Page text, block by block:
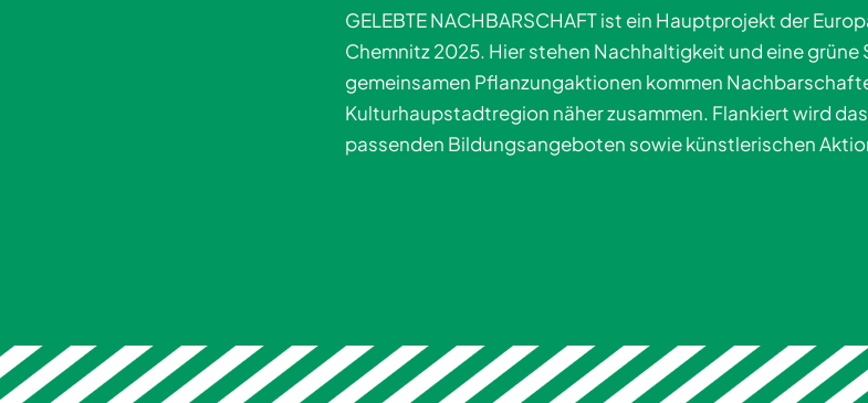
GELEBTE NACHBARSCHAFT ist ein Hauptprojekt der
Chemnitz 2025. Hier stehen Nachhaltigkeit und eine
gemeinsamen Pflanzungaktionen kommen
Kulturhaupstadtregion näher zusammen. Flankiert wird
passenden Bildungsangeboten sowie künstlerischen